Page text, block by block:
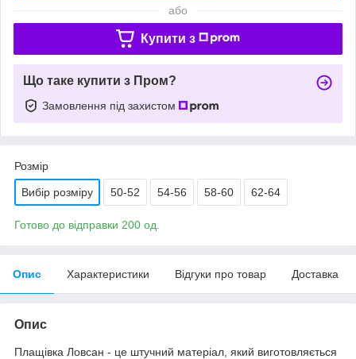
або
Купити з
Що таке купити з Пром?
Замовлення під захистом
Розмір
Вибір розміру 50-52 54-56 58-60 62-64
Готово до відправки 200 од.
Опис Характеристики Відгуки про товар Доставка
Опис
Плащівка Ловсан - це штучний матеріал, який виготовляється